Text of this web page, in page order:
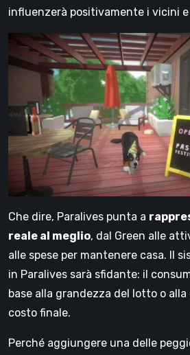
influenzerà positivamente i vicini
Che dire, Paralives punta a
reale al meglio, dal Green alle
alle spese per mantenere casa. Il
in Paralives sarà sfidante: il
base alla grandezza del lotto o
costo finale.
Perché aggiungere una delle